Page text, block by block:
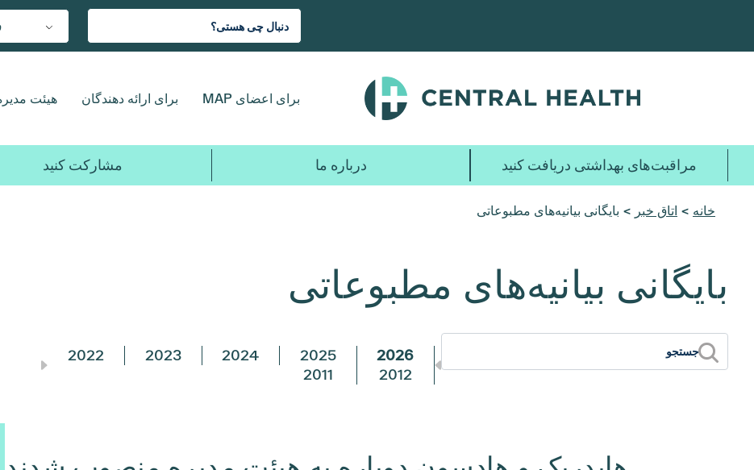
محتوای
برای اعضای MAP برای ارائه دهندگان هیئت
مراقبت‌های بهداشتی دریافت کنید درباره ما مشارکت کنید
خانه > اتاق خبر > بایگانی بیانیه‌های مطبوعاتی
بایگانی بیانیه‌های مطبوعاتی
2026
2025
2024
2023
2022
2012
2011